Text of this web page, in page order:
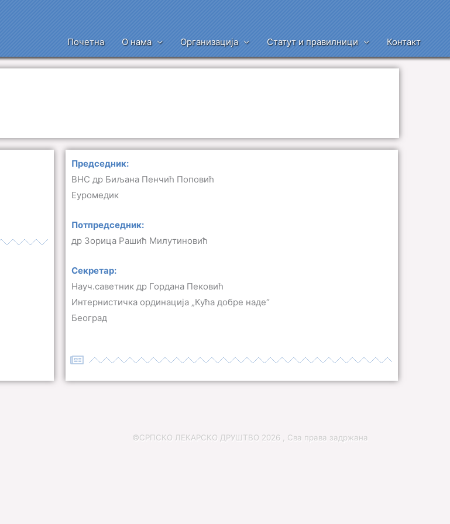
Почетна О нама Организација Статут и правилници Контакт
Председник:
ВНС др Биљана Пенчић Поповић
Еуромедик
Потпредседник:
др Зорица Рашић Милутиновић
Секретар:
Науч.саветник др Гордана Пековић
Интернистичка ординација „Кућа добре наде“
Београд
©СРПСКО ЛЕКАРСКО ДРУШТВО 2026 , Сва права задржана